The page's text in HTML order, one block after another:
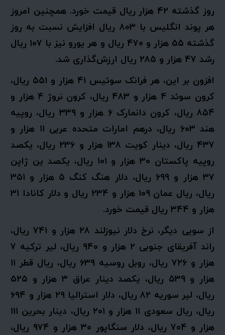
روز گذشته ۴۲ هزار ریال قیمت خورد. همچنین امروز
هر پوند انگلیس با ۸۰۳ ریال افزایش نسبت به روز
گذشته ۵۵ هزار و ۴۷۰ ریال و هر یورو نیز با ۱۰۷ ریال
رشد ۴۷ هزار و ۲۸۵ ریال ارزش‌گذاری شد.
افزون بر این، هر فرانک سوئیس ۴۱ هزار و ۵۵۱ ریال،
کرون سوئد ۴ هزار و ۴۸۳ ریال، کرون نروژ ۴ هزار و
۸۵۴ ریال، کرون دانمارک ۶ هزار و ۳۳۹ ریال، روپیه
هند ۶۰۳ ریال، درهم امارات متحده عربی ۱۱ هزار و
۴۳۷ ریال، دینار کویت ۱۳۸ هزار و ۲۳۶ ریال، یکصد
روپیه پاکستان ۳۰ هزار و ۱۰۱ ریال، یکصد ین ژاپن
۳۷ هزار و ۶۹۹ ریال، دلار هنگ‌ کنگ ۵ هزار و ۳۵۱
ریال، ریال عمان ۱۰۹ هزار و ۲۳۴ ریال و دلار کانادا ۳۱
هزار و ۳۴۴ ریال قیمت خورد.
از سویی دیگر، نرخ دلار نیوزلند ۲۸ هزار و ۷۴۱ ریال،
راند آفریقای جنوبی ۲ هزار و ۹۴۰ ریال، لیر ترکیه ۷
هزار و ۷۲۶ ریال، روبل روسیه ۶۳۹ ریال، ریال قطر ۱۱
هزار و ۵۳۹ ریال، یکصد دینار عراق ۳ هزار و ۵۲۵
ریال، لیر سوریه ۸۲ ریال، دلار استرالیا ۲۹ هزار و ۶۹۴
ریال، ریال سعودی ۱۱ هزار و ۲۰۱ ریال، دینار بحرین ۱۱۱
هزار و ۷۰۴ ریال، دلار سنگاپور ۳۰ هزار و ۹۷۴ ریال،